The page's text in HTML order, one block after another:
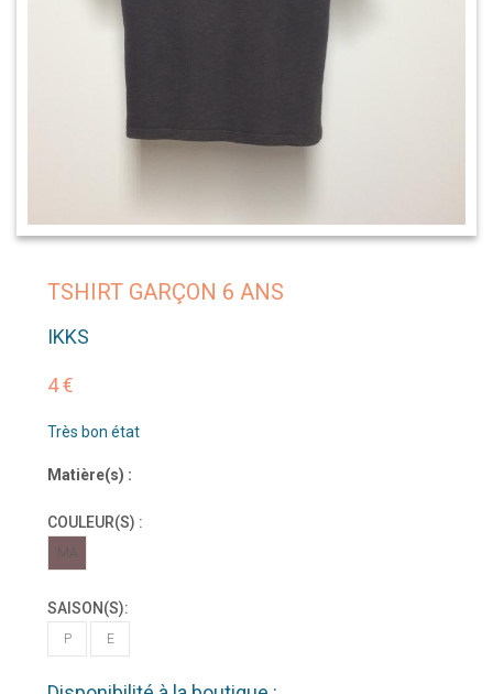
TSHIRT GARÇON 6 ANS
IKKS
4 €
Très bon état
Matière(s) :
COULEUR(S) :
MA
SAISON(S):
P E